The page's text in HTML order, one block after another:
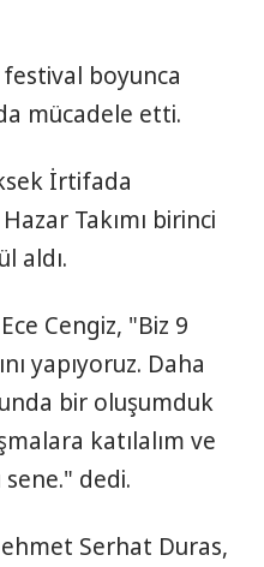
boyunca
mücadele etti.
İrtifada
Takımı birinci
aldı.
Cengiz, "Biz 9
yapıyoruz. Daha
bir oluşumduk
katılalım ve
dedi.
Serhat Duras,